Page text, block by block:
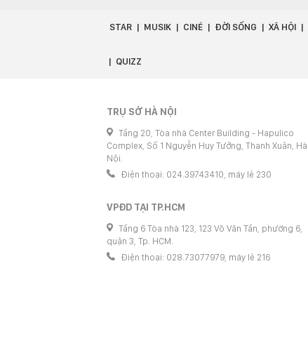
STAR MUSIK CINÉ ĐỜI SỐNG XÃ HỘI
QUIZZ
TRỤ SỞ HÀ NỘI
Tầng 20, Tòa nhà Center Building - Hapulico
Complex, Số 1 Nguyễn Huy Tưởng, Thanh Xuân, Hà
Nội.
Điện thoại: 024.39743410, máy lẻ 230
VPĐD TẠI TP.HCM
Tầng 6 Tòa nhà 123, 123 Võ Văn Tần, phường 6,
quận 3, Tp. HCM.
Điện thoại: 028.73077979, máy lẻ 216